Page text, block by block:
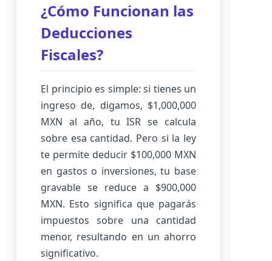
¿Cómo Funcionan las
Deducciones
Fiscales?
El principio es simple: si tienes un
ingreso de, digamos, $1,000,000
MXN al año, tu ISR se calcula
sobre esa cantidad. Pero si la ley
te permite deducir $100,000 MXN
en gastos o inversiones, tu base
gravable se reduce a $900,000
MXN. Esto significa que pagarás
impuestos sobre una cantidad
menor, resultando en un ahorro
significativo.